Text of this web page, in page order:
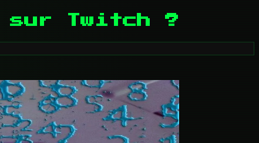
sur Twitch ?